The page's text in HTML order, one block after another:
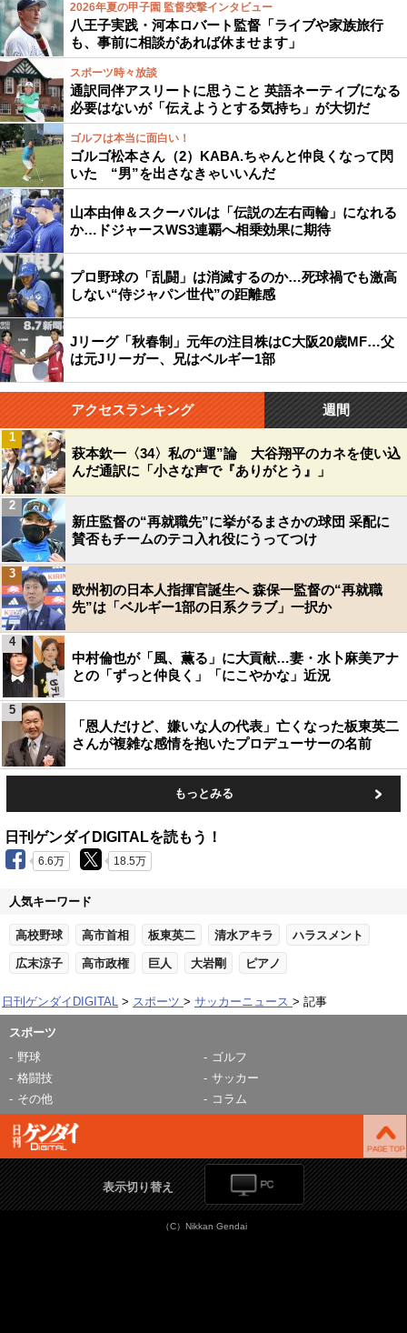
2026年夏の甲子園 監督突撃インタビュー
八王子実践・河本ロバート監督「ライブや家族旅行
も、事前に相談があれば休ませます」
スポーツ時々放談
通訳同伴アスリートに思うこと 英語ネーティブになる
必要はないが「伝えようとする気持ち」が大切だ
ゴルフは本当に面白い！
ゴルゴ松本さん（2）KABA.ちゃんと仲良くなって閃
いた “男”を出さなきゃいいんだ
山本由伸＆スクーバルは「伝説の左右両輪」になれる
か…ドジャースWS3連覇へ相乗効果に期待
プロ野球の「乱闘」は消滅するのか…死球禍でも激高
しない“侍ジャパン世代”の距離感
Jリーグ「秋春制」元年の注目株はC大阪20歳MF…父
は元Jリーガー、兄はベルギー1部
アクセスランキング 週間
萩本欽一〈34〉私の“運”論 大谷翔平のカネを使い込
んだ通訳に「小さな声で『ありがとう』」
1
新庄監督の“再就職先”に挙がるまさかの球団 采配に
賛否もチームのテコ入れ役にうってつけ
2
欧州初の日本人指揮官誕生へ 森保一監督の“再就職
先”は「ベルギー1部の日系クラブ」一択か
3
中村倫也が「風、薫る」に大貢献…妻・水卜麻美アナ
との「ずっと仲良く」「にこやかな」近況
4
「恩人だけど、嫌いな人の代表」亡くなった板東英二
さんが複雑な感情を抱いたプロデューサーの名前
5
もっとみる
日刊ゲンダイDIGITALを読もう！
6.6万 18.5万
人気キーワード
高校野球 高市首相 板東英二 清水アキラ ハラスメント
広末涼子 高市政権 巨人 大岩剛 ピアノ
日刊ゲンダイDIGITAL スポーツ サッカーニュース 記事
スポーツ
野球
ゴルフ
格闘技
サッカー
その他
コラム
表示切り替え
（C）Nikkan Gendai